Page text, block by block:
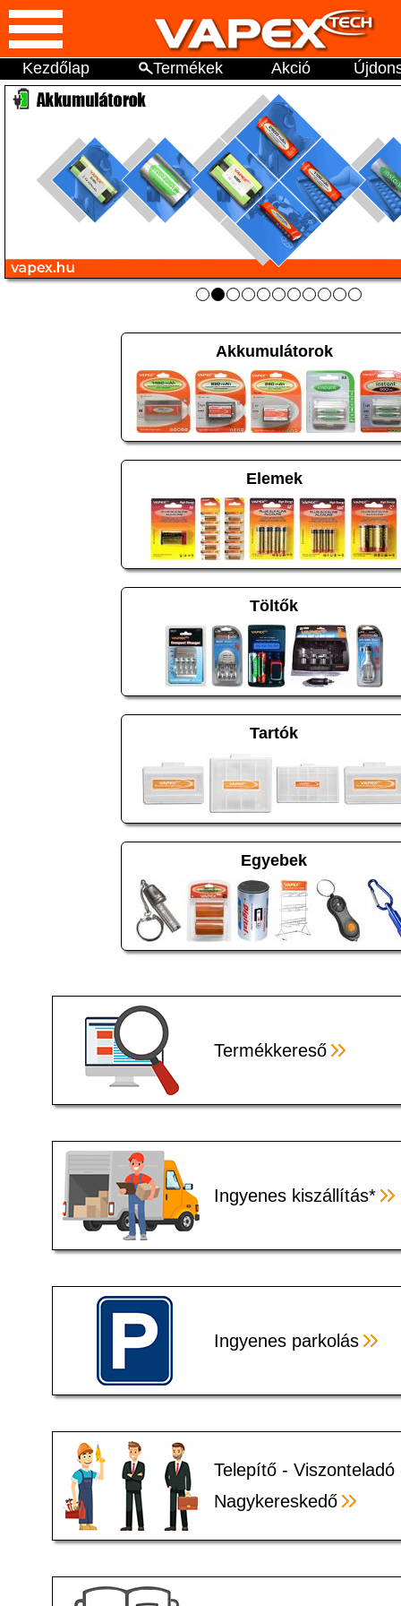
Kezdőlap Termékek Akció
Akkumulátorok
Elemek
Töltők
Tartók
Egyebek
Termékkereső
Ingyenes kiszállítás*
Ingyenes parkolás
Telepítő - Viszonteladó
Nagykereskedő